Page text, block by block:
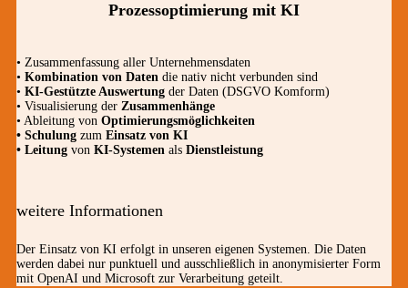
Prozessoptimierung mit KI
• Zusammenfassung aller Unternehmensdaten
• Kombination von Daten die nativ nicht verbunden sind
• KI-Gestützte Auswertung der Daten (DSGVO Komform)
• Visualisierung der Zusammenhänge
• Ableitung von Optimierungsmöglichkeiten
• Schulung zum Einsatz von KI
• Leitung von KI-Systemen als Dienstleistung
weitere Informationen
Der Einsatz von KI erfolgt in unseren eigenen Systemen. Die Daten
werden dabei nur punktuell und ausschließlich in anonymisierter Form
mit OpenAI und Microsoft zur Verarbeitung geteilt.